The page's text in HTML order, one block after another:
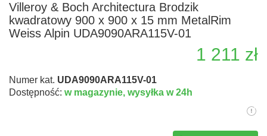
Villeroy & Boch Architectura Brodzik
kwadratowy 900 x 900 x 15 mm MetalRim
Weiss Alpin UDA9090ARA115V-01
1 211 zł
Numer kat. UDA9090ARA115V-01
Dostępność: w magazynie, wysyłka w 24h